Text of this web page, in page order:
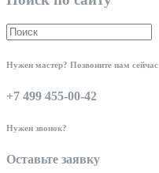
Нужен мастер? Позвоните нам сейчас
+7 499 455-00-42
Нужен звонок?
Оставьте заявку